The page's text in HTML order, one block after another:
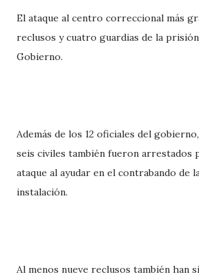
El ataque al centro correccional más
reclusos y cuatro guardias de la
Gobierno.
Además de los 12 oficiales del
seis civiles también fueron arrestados
ataque al ayudar en el contrabando de
instalación.
Al menos nueve reclusos también han